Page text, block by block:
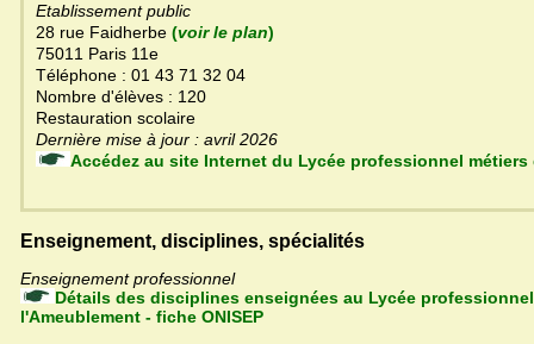
Etablissement public
28 rue Faidherbe (voir le plan)
75011 Paris 11e
Téléphone : 01 43 71 32 04
Nombre d'élèves : 120
Restauration scolaire
Dernière mise à jour : avril 2026
Accédez au site Internet du Lycée
Enseignement, disciplines, spécialités
Enseignement professionnel
Détails des disciplines enseignées au Lycée
l'Ameublement - fiche ONISEP